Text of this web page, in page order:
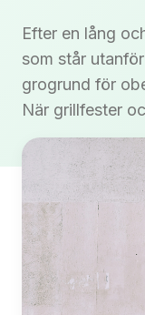
Efter en lång
som står
grogrund för
När grillfester